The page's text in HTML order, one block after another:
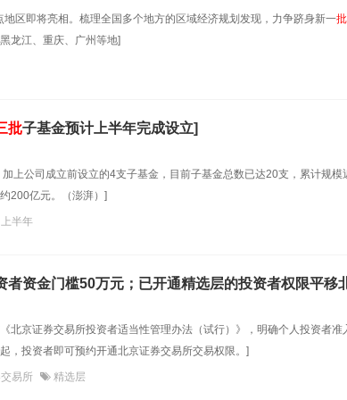
地区即将亮相。梳理全国多个地方的区域经济规划发现，力争跻身新一批
龙江、重庆、广州等地]
批子基金预计上半年完成设立]
上公司成立前设立的4支子基金，目前子基金总数已达20支，累计规模
200亿元。（澎湃）]
上半年
者资金门槛50万元；已开通精选层的投资者权限平移
北京证券交易所投资者适当性管理办法（试行）》，明确个人投资者
，投资者即可预约开通北京证券交易所交易权限。]
易所 精选层